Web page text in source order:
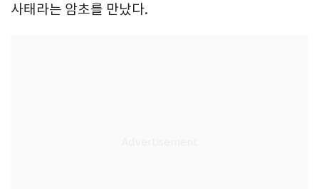
사태라는 암초를 만났다.